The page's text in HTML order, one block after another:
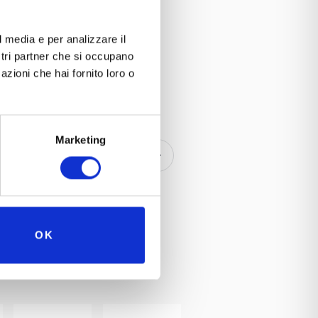
e per analizzare il
partner che si occupano
che hai fornito loro o
Marketing
OK
Gran Bretagna,
in Italia, nella
La Montreal è
in Italia.
del 1967
del nostro
8